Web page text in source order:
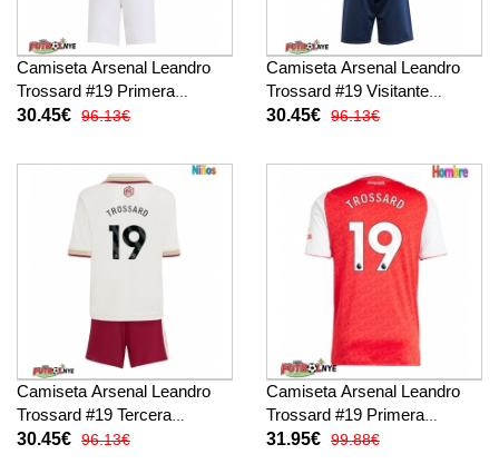
Camiseta Arsenal Leandro
Trossard #19 Primera
Equipación para niños 2025-
pantalones cortos)
30.45€ 96.13€
Camiseta Arsenal Leandro
Trossard #19 Visitante
Equipación para niños 2025-
pantalones cortos)
30.45€ 96.13€
Camiseta Arsenal Leandro
Trossard #19 Tercera
Equipación para niños 2025-
30.45€ 96.13€
Camiseta Arsenal Leandro
Trossard #19 Primera
Equipación 2025-26 manga
31.95€ 99.88€